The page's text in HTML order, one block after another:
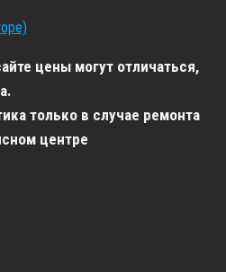
цены могут отличаться,
только в случае ремонта
центре